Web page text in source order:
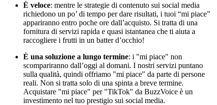
È veloce: mentre le strategie di contenuto sui social media
richiedono un po’ di tempo per dare risultati, i tuoi “mi piace”
appariranno entro poche ore dall’acquisto. Si tratta di una
fornitura di servizi rapida e quasi istantanea che ti aiuta a
raccogliere i frutti in un batter d’occhio!
È una soluzione a lungo termine: i "mi piace" non
scompariranno dall’oggi al domani. I nostri servizi puntano
sulla qualità, quindi offriamo "mi piace" da parte di persone
reali. Non si tratta solo di una spinta a breve termine.
Acquistare "mi piace" per "TikTok" da BuzzVoice è un
investimento nel tuo prestigio sui social media.